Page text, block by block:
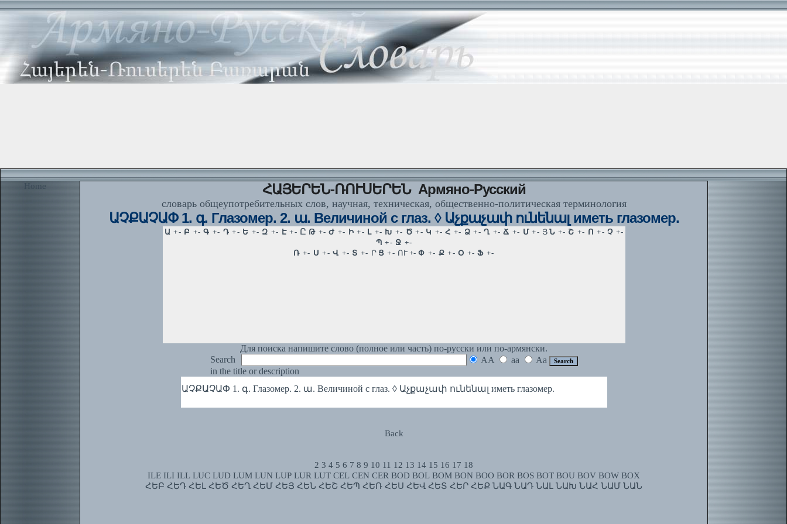
Home ՀԱՅԵՐԵՆ-ՌՈՒՍԵՐԵՆ Армяно-Русский
словарь общеупотребительных слов, научная, техническая, общественно-политическая терминология
ԱՉՔԱՉԱՓ 1. գ. Глазомер. 2. ա. Величиной с глаз. ◊ Աչքաչափ ունենալ иметь глазомер.
Для поиска напишите слово (полное или часть) по-русски или по-армянски.
Search
AA aa
Aa
in the title or description
ԱՉՔԱՉԱՓ 1. գ. Глазомер. 2. ա. Величиной с глаз. ◊ Աչքաչափ ունենալ иметь глазомер.
Back
2 3 4 5 6 7 8 9 10 11 12 13 14 15 16 17 18
ILE ILI ILL LUC LUD LUM LUN LUP LUR LUT CEL CEN CER BOD BOL BOM BON BOO BOR BOS BOT BOU BOV BOW BOX
ՀԵԲ ՀԵԴ ՀԵԼ ՀԵԾ ՀԵՂ ՀԵՄ ՀԵՅ ՀԵՆ ՀԵՇ ՀԵՊ ՀԵՌ ՀԵՍ ՀԵՎ ՀԵՏ ՀԵՐ ՀԵՔ ՆԱԳ ՆԱԴ ՆԱԼ ՆԱԽ ՆԱՀ ՆԱՄ ՆԱՆ